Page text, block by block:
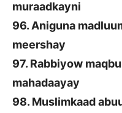
muraadkayni
96. Aniguna
meershay
97. Rabbiyow
mahadaayay
98. Muslimkaad